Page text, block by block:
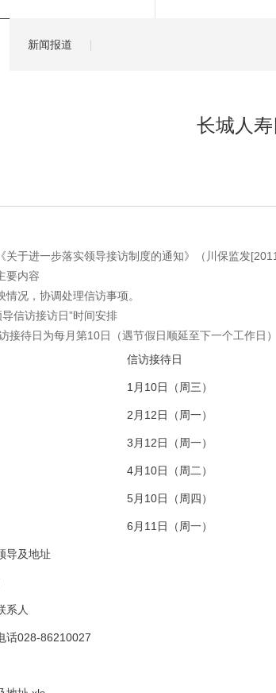
新闻报道
长城人
进一步落实领导接访制度的通知》（川保监发
要内容
情况，协调处理信访事项。
信访接访日”时间安排
接待日为每月第10日（遇节假日顺延至下一个工作日）
信访接待日
1月10日（周三）
2月12日（周一）
3月12日（周一）
4月10日（周二）
5月10日（周四）
6月11日（周一）
导及地址
系人
话028-86210027